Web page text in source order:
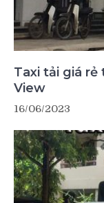
Taxi tải giá
View
16/06/2023